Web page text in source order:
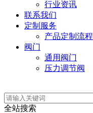
行业资讯
联系我们
定制服务
产品定制流程
阀门
通用阀门
压力调节阀
全站搜索